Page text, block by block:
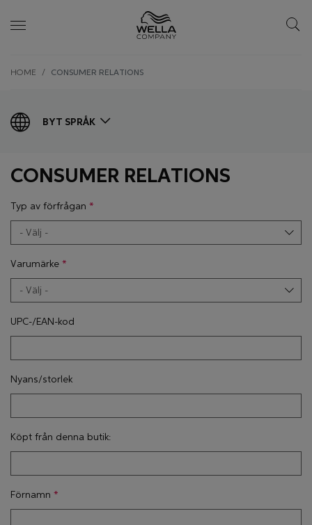
to
content
HOME CONSUMER RELATIONS
BYT SPRÅK
CONSUMER RELATIONS
Typ av förfrågan
Varumärke
UPC-/EAN-kod
Nyans/storlek
Köpt från denna butik:
Förnamn